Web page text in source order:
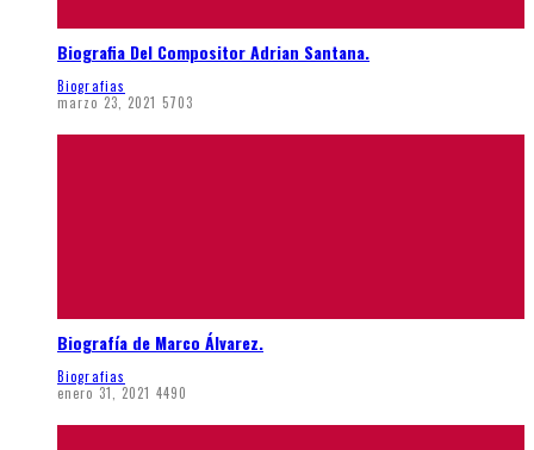
Biografia Del Compositor Adrian Santana.
Biografias
marzo 23, 2021 5703
Biografía de Marco Álvarez.
Biografias
enero 31, 2021 4490